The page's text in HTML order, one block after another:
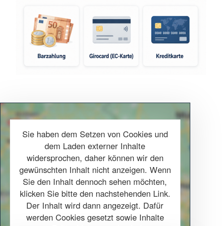
über Pflegeangebote bis hin zum
Katastrophenschutz. Secondhand in Lollar
bedeutet also nicht nur günstige Mode, sondern
auch konkrete Hilfe für die Gemeinschaft.
moderne Verkaufsfläche, nachhaltige Mode,
soziales Engagement und regionale Nähe zu
einem einzigartigen Angebot.
Mehr anzeigen
Sie haben dem Setzen von Cookies und
dem Laden externer Inhalte
widersprochen, daher können wir den
gewünschten Inhalt nicht anzeigen. Wenn
Sie den Inhalt dennoch sehen möchten,
klicken Sie bitte den nachstehenden Link.
Der Inhalt wird dann angezeigt. Dafür
werden Cookies gesetzt sowie Inhalte